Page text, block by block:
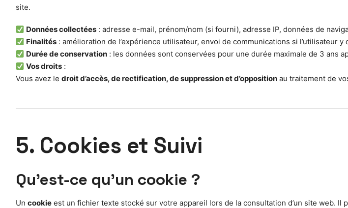
site.
Données collectées : adresse e-mail, prénom/nom (si fourni), adresse IP, données de
Finalités : amélioration de l’expérience utilisateur, envoi de communications si l’utilisateur y
Durée de conservation : les données sont conservées pour une durée maximale de 3 ans
Vos droits :
Vous avez le droit d’accès, de rectification, de suppression et d’opposition au traitement de
5. Cookies et Suivi
Qu’est-ce qu’un cookie ?
Un cookie est un fichier texte stocké sur votre appareil lors de la consultation d’un site web.